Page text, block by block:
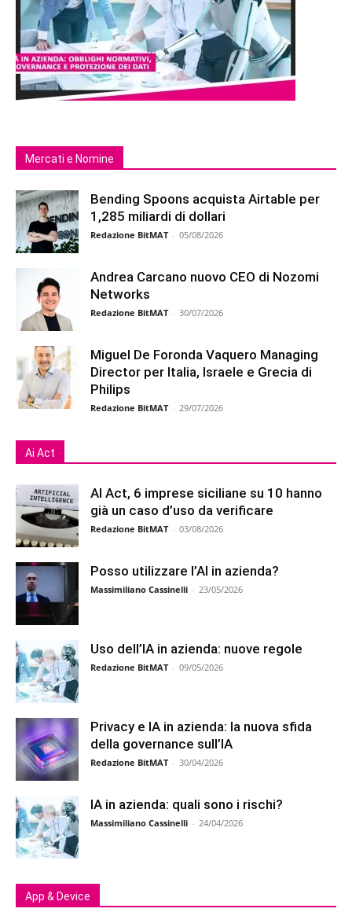
Mercati e Nomine
Bending Spoons acquista Airtable per
1,285 miliardi di dollari
Redazione BitMAT - 05/08/2026
Andrea Carcano nuovo CEO di Nozomi
Networks
Redazione BitMAT - 30/07/2026
Miguel De Foronda Vaquero Managing
Director per Italia, Israele e Grecia di
Philips
Redazione BitMAT - 29/07/2026
Ai Act
AI Act, 6 imprese siciliane su 10 hanno
già un caso d’uso da verificare
Redazione BitMAT - 03/08/2026
Posso utilizzare l’AI in azienda?
Massimiliano Cassinelli - 23/05/2026
Uso dell’IA in azienda: nuove regole
Redazione BitMAT - 09/05/2026
Privacy e IA in azienda: la nuova sfida
della governance sull’IA
Redazione BitMAT - 30/04/2026
IA in azienda: quali sono i rischi?
Massimiliano Cassinelli - 24/04/2026
App & Device